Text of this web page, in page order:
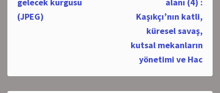
Kaşıkçı’nın katli,
küresel savaş,
kutsal mekanların
yönetimi ve Hac
(JPEG)